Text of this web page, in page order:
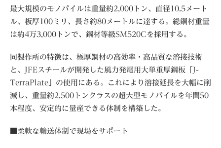
最大規模のモノパイルは重量約2,000トン、直径10.5メート
ル、板厚100ミリ、長さ約80メートルに達する。総鋼材重量
は約4万3,000トンで、鋼材等級SM520Cを採用する。
同製作所の特徴は、極厚鋼材の高効率・高品質な溶接技術
と、JFEスチールが開発した風力発電用大単重厚鋼板「J-
TerraPlate」の使用にある。これにより溶接延長を大幅に削
減し、重量約2,500トンクラスの超大型モノパイルを年間50
本程度、安定的に量産できる体制を構築した。
■柔軟な輸送体制で現場をサポート